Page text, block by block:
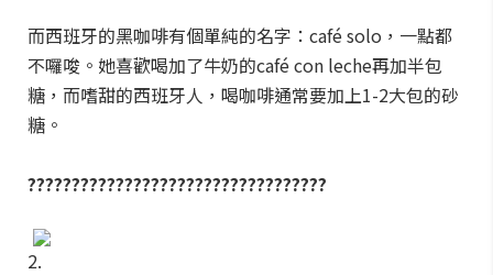
而西班牙的黑咖啡有個單純的名字：café solo，一點都
不囉唆。她喜歡喝加了牛奶的café con leche再加半包
糖，而嗜甜的西班牙人，喝咖啡通常要加上1-2大包的砂
糖。
??????????????????????????????????
2.